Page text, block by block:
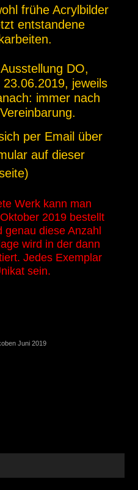
frühe Acrylbilder
entstandene
DO,
jeweils
immer nach
per Email über
auf dieser
Werk kann man
2019 bestellt
diese Anzahl
wird in der dann
Jedes Exemplar
sein.
Juni 2019